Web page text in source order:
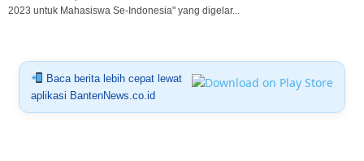
2023 untuk Mahasiswa Se-Indonesia" yang digelar...
Baca berita lebih cepat lewat
aplikasi BantenNews.co.id